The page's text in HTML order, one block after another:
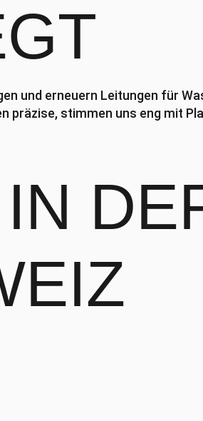
und erneuern Leitungen für
stimmen uns eng mit
IN